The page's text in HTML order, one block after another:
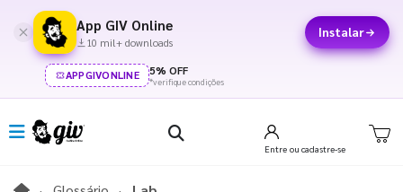
App GIV Online
10 mil+ downloads
Instalar
APPGIVONLINE 5% OFF
*verifique condições
Entre ou cadastre-se